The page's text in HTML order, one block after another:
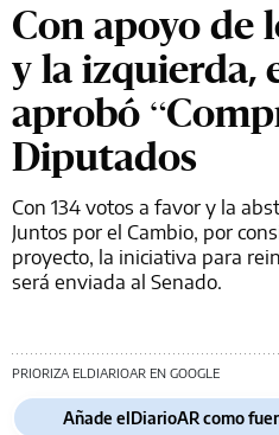
Con apoyo de
y la izquierda,
aprobó
Diputados
Con 134 votos a favor y la
Juntos por el Cambio, por
proyecto, la iniciativa para
será enviada al Senado.
PRIORIZA ELDIARIOAR EN GOOGLE
Añade elDiarioAR como